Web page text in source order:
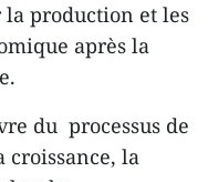
production et les
après la
du processus de
la